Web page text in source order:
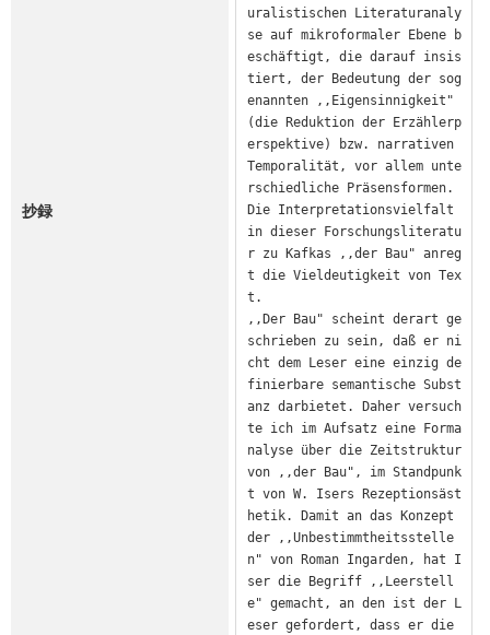
抄録
uralistischen Literaturanaly
se auf mikroformaler Ebene b
eschäftigt, die darauf insis
tiert, der Bedeutung der sog
enannten ,,Eigensinnigkeit"
(die Reduktion der Erzählerp
erspektive) bzw. narrativen
Temporalität, vor allem unte
rschiedliche Präsensformen.
Die Interpretationsvielfalt
in dieser Forschungsliteratu
r zu Kafkas ,,der Bau" anreg
t die Vieldeutigkeit von Tex
t.
,,Der Bau" scheint derart ge
schrieben zu sein, daß er ni
cht dem Leser eine einzig de
finierbare semantische Subst
anz darbietet. Daher versuch
te ich im Aufsatz eine Forma
nalyse über die Zeitstruktur
von ,,der Bau", im Standpunk
t von W. Isers Rezeptionsäst
hetik. Damit an das Konzept
der ,,Unbestimmtheitsstelle
n" von Roman Ingarden, hat I
ser die Begriff ,,Leerstell
e" gemacht, an den ist der L
eser gefordert, dass er die